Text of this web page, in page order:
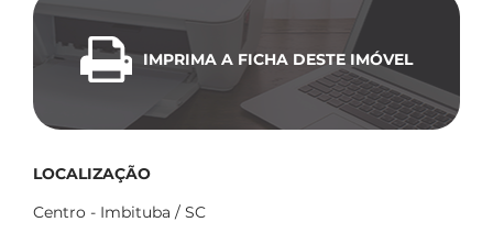
IMPRIMA A FICHA DESTE IMÓVEL
LOCALIZAÇÃO
Centro - Imbituba / SC